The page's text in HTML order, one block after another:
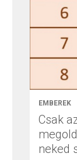
EMBEREK
Csak
neked